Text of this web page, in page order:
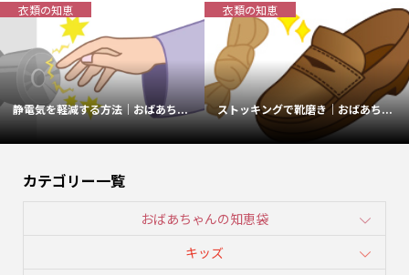
衣類の知恵
静電気を軽減する方法｜おばあち...
衣類の知恵
ストッキングで靴磨き｜おばあち...
カテゴリー一覧
おばあちゃんの知恵袋
キッズ